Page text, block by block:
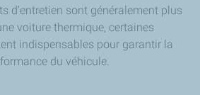
d’entretien sont généralement plus
voiture thermique, certaines
indispensables pour garantir la
du véhicule.